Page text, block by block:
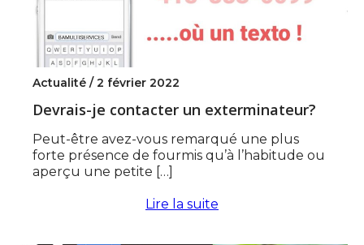
Actualité /2 février 2022
Devrais-je contacter un exterminateur?
Peut-être avez-vous remarqué une plus
forte présence de fourmis qu’à l’habitude ou
aperçu une petite […]
Lire la suite